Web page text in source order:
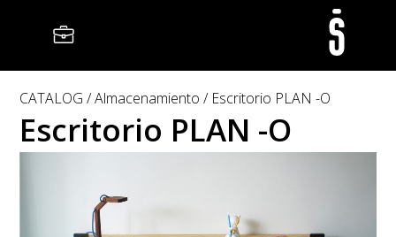
CATALOG Almacenamiento Escritorio PLAN -O
Escritorio PLAN -O